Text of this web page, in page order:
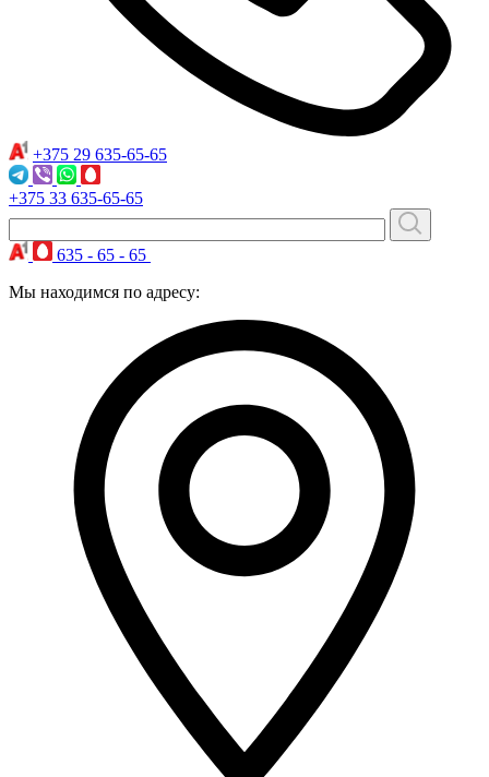
+375 29 635-65-65
+375 33 635-65-65
635 - 65 - 65
Мы находимся по адресу: